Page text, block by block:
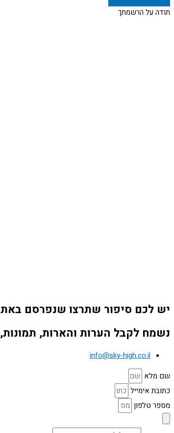
תודה על הרשמתך
יש לכם סיפור שתרצו שנפרסם
נשמח לקבל הערות והארות,
info@sky-high.co.il
שם מלא
כתובת אימייל
מספר טלפון